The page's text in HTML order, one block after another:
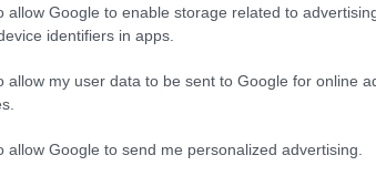
allow Google to enable storage related to
identifiers in apps.
allow my user data to be sent to Google for online
allow Google to send me personalized advertising.
találnak.